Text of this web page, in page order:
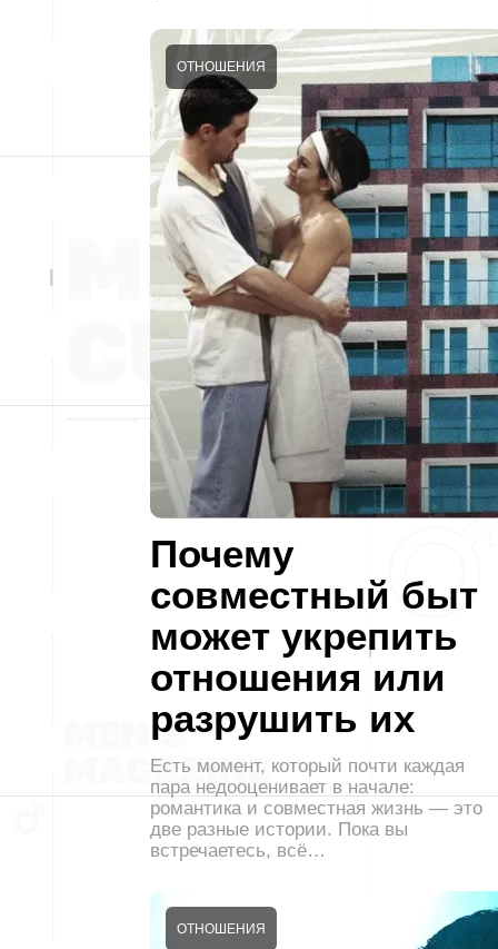
Почему
совместный быт
может укрепить
отношения или
разрушить их
ОТНОШЕНИЯ
Есть момент, который почти каждая
пара недооценивает в начале:
романтика и совместная жизнь — это
две разные истории. Пока вы
встречаетесь, всё…
ОТНОШЕНИЯ